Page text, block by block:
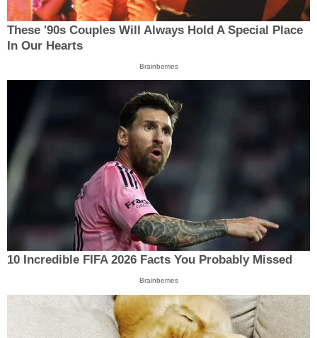
These '90s Couples Will Always Hold A Special Place
In Our Hearts
Brainberries
10 Incredible FIFA 2026 Facts You Probably Missed
Brainberries